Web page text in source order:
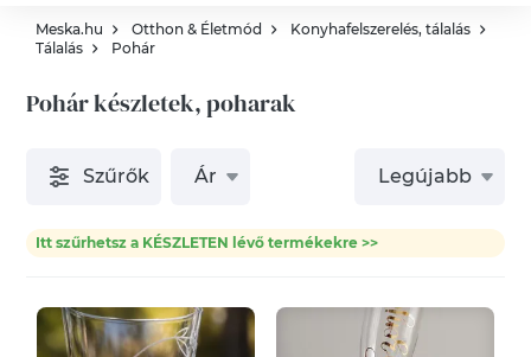
Meska.hu Otthon & Életmód
Konyhafelszerelés, tálalás
Tálalás
Pohár
Pohár készletek, poharak
Szűrők Ár Legújabb
Itt szűrhetsz a KÉSZLETEN lévő termékekre >>